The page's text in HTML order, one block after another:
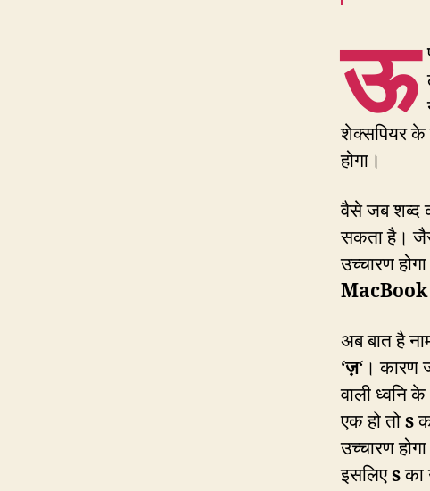
ऊ
शेक्सपियर के
होगा।
वैसे जब शब्द
सकता है।
उच्चारण
MacBook
अब बात है
‘ज़‘। कारण
वाली ध्वनि
एक हो तोs
उच्चारण होगा
इसलिएsका